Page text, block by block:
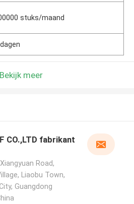
stuks/maand
Bekijk meer
CO.,LTD fabrikant
Road,
Liaobu Town,
Guangdong